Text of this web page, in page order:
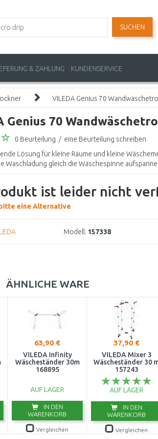
SUCHEN
& ZAHLUNG KUNDENSERVICE
VILEDA Genius 70
Genius 70
0 Beurteilung / eine Beurteilung schreiben
Lösung für kleine Räume und kleine
Waschladung gleich die Wäschespinne
ist leider nicht
eine Alternative
Modell: 157338
ÄHNLICHE WARE
63,90 €
VILEDA Infinity
Wäscheständer 30m
168895
AUF LAGER
IN DEN
WARENKORB
Vergleichen
37,90 €
VILEDA Mixer 3
Wäscheständer 30
157243
AUF LAGER
IN DEN
WARENKORB
Vergleichen